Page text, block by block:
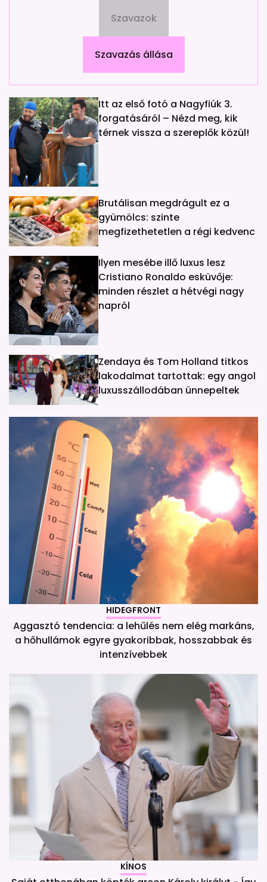
Szavazok
Szavazás állása
Itt az első fotó a Nagyfiúk 3.
forgatásáról – Nézd meg, kik
térnek vissza a szereplők közül!
Brutálisan megdrágult ez a
gyümölcs: szinte
megfizethetetlen a régi kedvenc
Ilyen mesébe illő luxus lesz
Cristiano Ronaldo esküvője:
minden részlet a hétvégi nagy
napról
Zendaya és Tom Holland titkos
lakodalmat tartottak: egy angol
luxusszállodában ünnepeltek
HIDEGFRONT
Aggasztó tendencia: a lehűlés nem elég markáns,
a hőhullámok egyre gyakoribbak, hosszabbak és
intenzívebbek
KÍNOS